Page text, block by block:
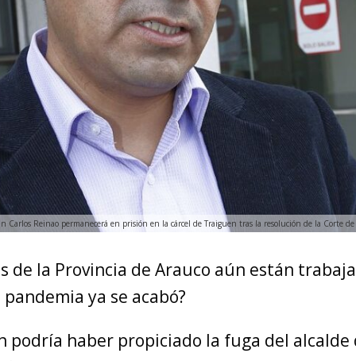
Carlos Reinao permanecerá en prisión en la cárcel de Traiguen tras la resolución de la Corte de
de la Provincia de Arauco aún están
ya se acabó?
podría haber propiciado la fuga del alcalde